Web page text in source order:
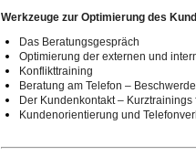
Werkzeuge zur Optimierung des
Das Beratungsgespräch
Optimierung der externen und
Konflikttraining
Beratung am Telefon –
Der Kundenkontakt – Kurztrainings
Kundenorientierung und